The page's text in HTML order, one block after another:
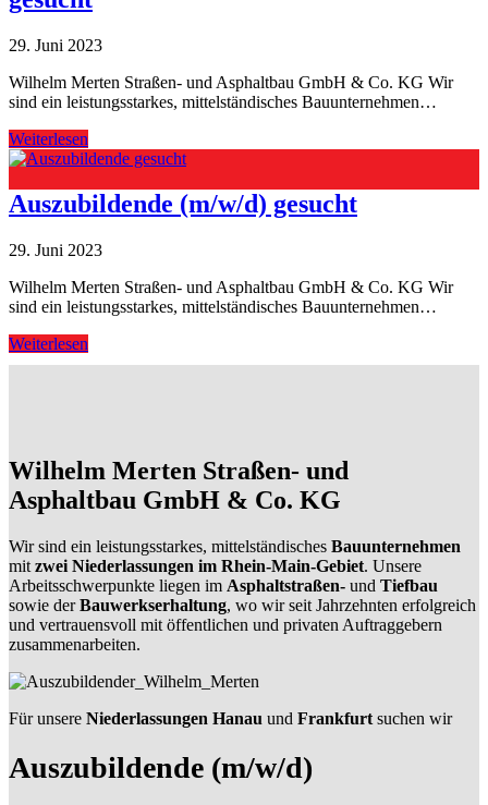
29. Juni 2023
Wilhelm Merten Straßen- und Asphaltbau GmbH & Co. KG Wir
sind ein leistungsstarkes, mittelständisches Bauunternehmen…
Weiterlesen
Auszubildende (m/w/d) gesucht
29. Juni 2023
Wilhelm Merten Straßen- und Asphaltbau GmbH & Co. KG Wir
sind ein leistungsstarkes, mittelständisches Bauunternehmen…
Weiterlesen
Wilhelm Merten Straßen- und
Asphaltbau GmbH & Co. KG
Wir sind ein leistungsstarkes, mittelständisches Bauunternehmen
mit zwei Niederlassungen im Rhein-Main-Gebiet. Unsere
Arbeitsschwerpunkte liegen im Asphaltstraßen- und Tiefbau
sowie derBauwerkserhaltung, wo wir seit Jahrzehnten erfolgreich
und vertrauensvoll mit öffentlichen und privaten Auftraggebern
zusammenarbeiten.
Für unsere Niederlassungen Hanau und Frankfurt suchen wir
Auszubildende (m/w/d)